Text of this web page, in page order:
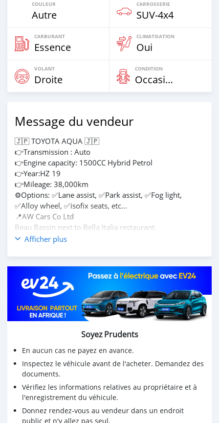
COULEUR
Autre
CARROSSERIE
SUV‒4x4
CARBURANT
Essence
CLIMATISATION
Oui
VOLANT
Droite
CONDITION
Occasion
Message du vendeur
🇯🇵 TOYOTA AQUA 🇯🇵
👉Transmission : Auto
👉Engine capacity: 1500CC Hybrid Petrol
👉Year:HZ 19
👉Mileage: 38,000km
⚙Options: ✅Lane assist, ✅Park assist, ✅Fog light,
✅Alloy wheel, ✅isofix seats, etc...
📍AW Cars Co Ltd
Beau Bassin next to Bella Italia restaurant.
📩 Inbox, WhatsApp or ☎️ Call
⚠️ EXCHANGE CAN BE CONSIDERED❗️
💳 LEASING FACILITIES AVAILABLE ‼️
▫️Deposit- Rs 202,500
▫️X60 - Rs 8,781
* Monday - Friday 10:00 - 18:00
* Saturday - 10:00 - 15:00
* Sunday - Appointment only
Afficher plus
Soyez Prudents
En aucun cas ne payez en avance.
Inspectez le véhicule avant de l'acheter. Demandez des
documents.
Vérifiez les informations relatives au propriétaire et à
l'enregistrement du véhicule.
Donnez rendez-vous au vendeur dans un endroit
public et n'y allez pas seul.